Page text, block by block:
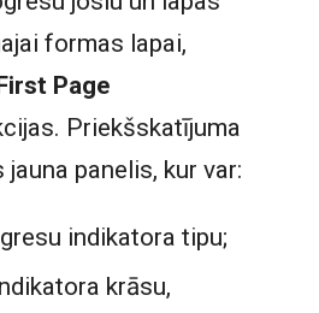
formas lapai,
First Page
Priekšskatījuma
panelis, kur var:
indikatora tipu;
krāsu,